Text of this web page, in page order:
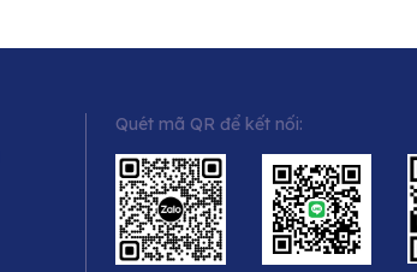
Quét mã QR để kết nối: